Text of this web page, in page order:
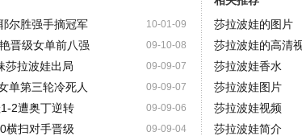
10-01-09
尔胜强手摘冠军
09-10-08
晋级女单前八强
09-09-07
莎拉波娃出局
09-09-07
单第三轮冷死人
09-09-06
2遭奥丁逆转
09-09-04
横扫对手晋级
莎拉波娃的图片
莎拉波娃的高清
莎拉波娃香水
莎拉波娃图片
莎拉波娃视频
莎拉波娃简介